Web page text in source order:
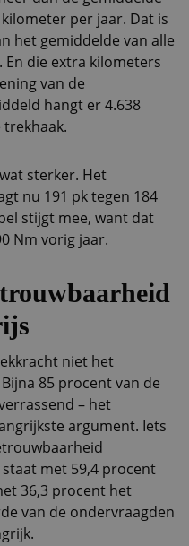
per jaar. Dat is
het gemiddelde van alle
En die extra kilometers
van de
hangt er 4.638
sterker. Het
nu 191 pk tegen 184
stijgt mee, want dat
Nm vorig jaar.
niet het
85 procent van de
– het
argument. Iets
met 59,4 procent
36,3 procent het
van de ondervraagden